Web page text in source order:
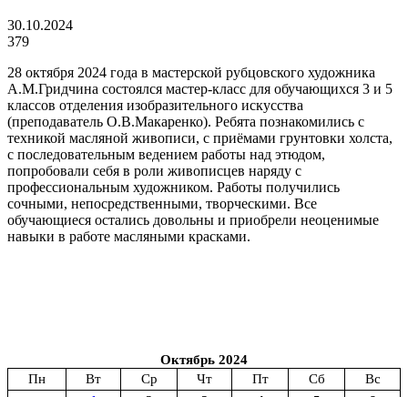
30.10.2024
379
28 октября 2024 года в мастерской рубцовского художника
А.М.Гридчина состоялся мастер-класс для обучающихся 3 и 5
классов отделения изобразительного искусства
(преподаватель О.В.Макаренко). Ребята познакомились с
техникой масляной живописи, с приёмами грунтовки холста,
с последовательным ведением работы над этюдом,
попробовали себя в роли живописцев наряду с
профессиональным художником. Работы получились
сочными, непосредственными, творческими. Все
обучающиеся остались довольны и приобрели неоценимые
навыки в работе масляными красками.
Октябрь 2024
Пн
Вт Ср Чт Пт Сб
Вс